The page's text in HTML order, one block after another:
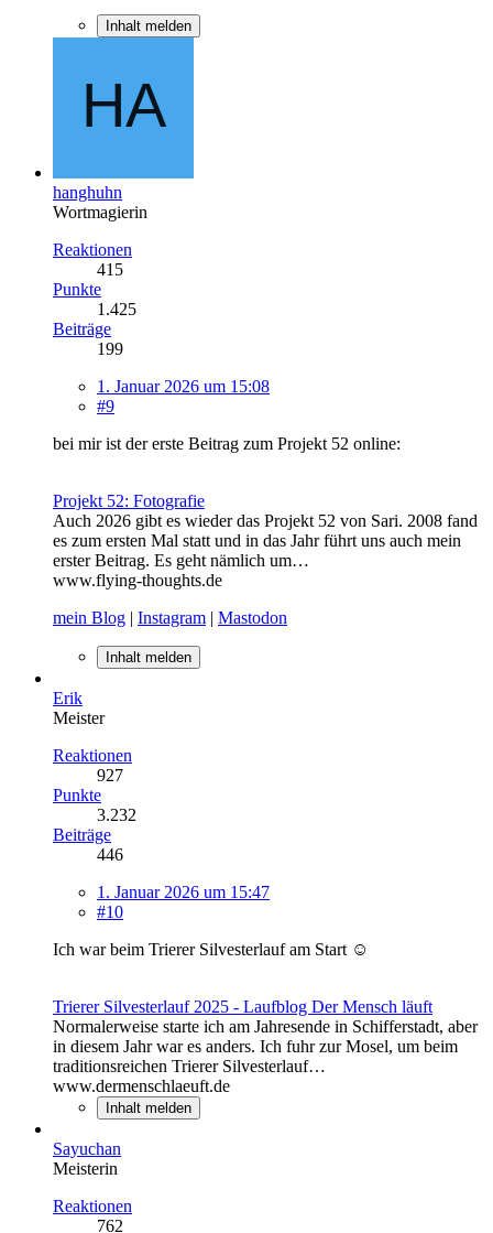
Inhalt melden
hanghuhn
Wortmagierin
Reaktionen
415
Punkte
1.425
Beiträge
199
1. Januar 2026 um 15:08
#9
bei mir ist der erste Beitrag zum Projekt 52 online:
Projekt 52: Fotografie
Auch 2026 gibt es wieder das Projekt 52 von Sari. 2008 fand
es zum ersten Mal statt und in das Jahr führt uns auch mein
erster Beitrag. Es geht nämlich um…
www.flying-thoughts.de
mein Blog | Instagram | Mastodon
Inhalt melden
Erik
Meister
Reaktionen
927
Punkte
3.232
Beiträge
446
1. Januar 2026 um 15:47
#10
Ich war beim Trierer Silvesterlauf am Start ☺️
Trierer Silvesterlauf 2025 - Laufblog Der Mensch läuft
Normalerweise starte ich am Jahresende in Schifferstadt, aber
in diesem Jahr war es anders. Ich fuhr zur Mosel, um beim
traditionsreichen Trierer Silvesterlauf…
www.dermenschlaeuft.de
Inhalt melden
Sayuchan
Meisterin
Reaktionen
762